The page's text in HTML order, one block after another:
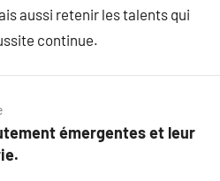
aussi retenir les talents qui
continue.
émergentes et leur